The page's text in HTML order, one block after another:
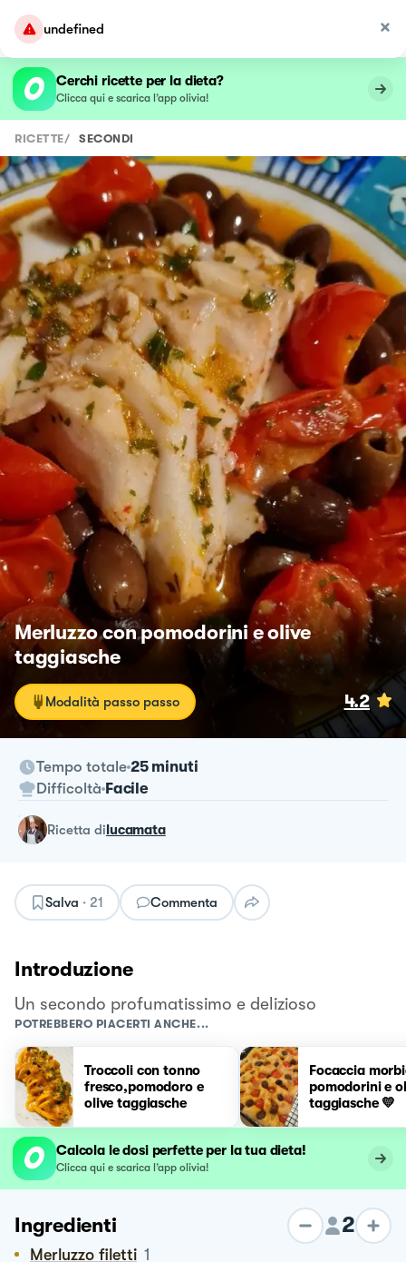
undefined
Cerchi ricette per la dieta?
Clicca qui e scarica l’app olivia!
RICETTE/ SECONDI
Merluzzo con pomodorini e olive
taggiasche
Modalità passo passo 4.2
Tempo totale 25 minuti
Difficoltà Facile
ricetta dilucamata
Salva · 21 Commenta
Introduzione
Un secondo profumatissimo e delizioso
POTREBBERO PIACERTI ANCHE...
Troccoli con tonno
fresco,pomodoro e
olive taggiasche
Focaccia
pomodorini e
taggiasche 💛
Calcola le dosi perfette per la tua dieta!
Clicca qui e scarica l’app olivia!
Ingredienti 2
Merluzzo filetti 1